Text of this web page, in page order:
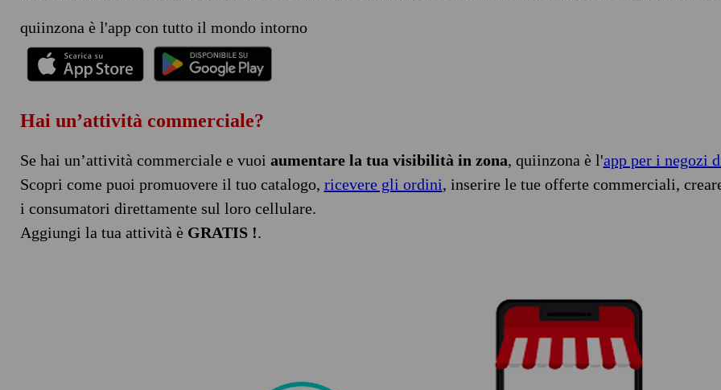
quiinzona è l'app con tutto il mondo intorno
Hai un’attività commerciale?
Se hai un’attività commerciale e vuoi aumentare la tua visibilità in zona, quiinzona è l'app per i negozi
Scopri come puoi promuovere il tuo catalogo, ricevere gli ordini, inserire le tue offerte commerciali,
i consumatori direttamente sul loro cellulare.
Aggiungi la tua attività è GRATIS !.